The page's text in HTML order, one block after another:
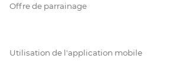
Offre de parrainage
Utilisation de l'application mobile